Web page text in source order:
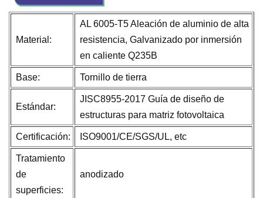
Material:
AL 6005-T5 Aleación de aluminio de alta
resistencia, Galvanizado por inmersión
en caliente Q235B
Base: Tornillo de tierra
Estándar:
JISC8955-2017 Guía de diseño de
estructuras para matriz fotovoltaica
Certificación: ISO9001/CE/SGS/UL, etc
Tratamiento
de
superficies:
anodizado